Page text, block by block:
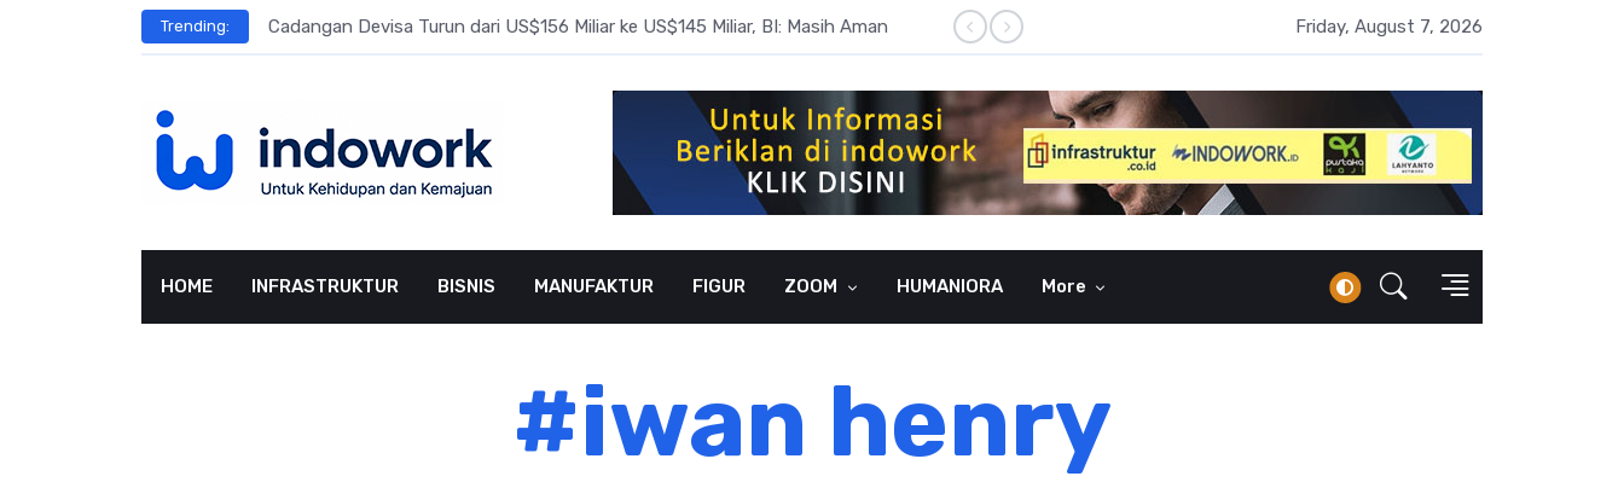
Trending: Cadangan Devisa Turun dari US$156 Miliar ke US$145 Miliar, BI: Masih Aman BI Rate Naik 100 Bps, Destry Sebut Stabilitas Rupiah Jadi Prioritas
Friday, August 7, 2026
HOME INFRASTRUKTUR BISNIS MANUFAKTUR FIGUR ZOOM HUMANIORA More
#iwan henry